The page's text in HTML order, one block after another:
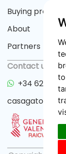
Buying process
About
Partners
Contact us
+34 622 33